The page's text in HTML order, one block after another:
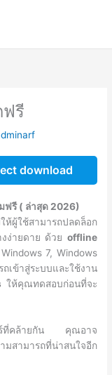
ฟรี
download
ฟรี ( ล่าสุด 2026)
ผู้ใช้สามารถปลดล็อก
ง่ายดาย ด้วย offline
7, Windows
เข้าสู่ระบบและใช้งาน
ให้คุณทดสอบก่อนที่จะ
วร์ที่คล้ายกัน คุณอาจ
มสามารถที่น่าสนใจอีก